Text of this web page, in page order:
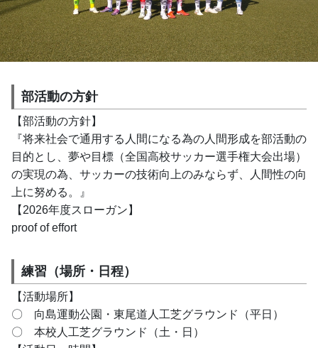
部活動の方針
【部活動の方針】
『将来社会で通用する人間になる為の人間形成を部活動の
目的とし、夢や目標（全国高校サッカー選手権大会出場）
の実現の為、サッカーの技術向上のみならず、人間性の向
上に努める。』
【2026年度スローガン】
proof of effort
練習（場所・日程）
【活動場所】
〇　向島運動公園・東尾道人工芝グラウンド（平日）
〇　本校人工芝グラウンド（土・日）